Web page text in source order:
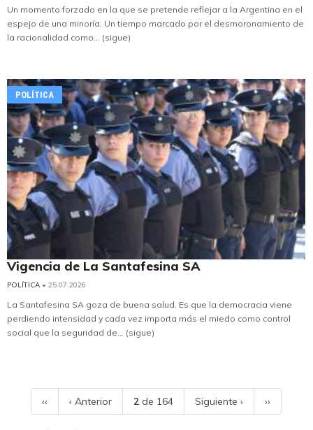
Un momento forzado en la que se pretende reflejar a la Argentina en el
espejo de una minoría. Un tiempo marcado por el desmoronamiento de
la racionalidad como... (sigue)
POLÍTICA
Vigencia de La Santafesina SA
POLÍTICA • 25.07.2026
La Santafesina SA goza de buena salud. Es que la democracia viene
perdiendo intensidad y cada vez importa más el miedo como control
social que la seguridad de... (sigue)
‹‹ ‹ Anterior 2 de 164 Siguiente › ››